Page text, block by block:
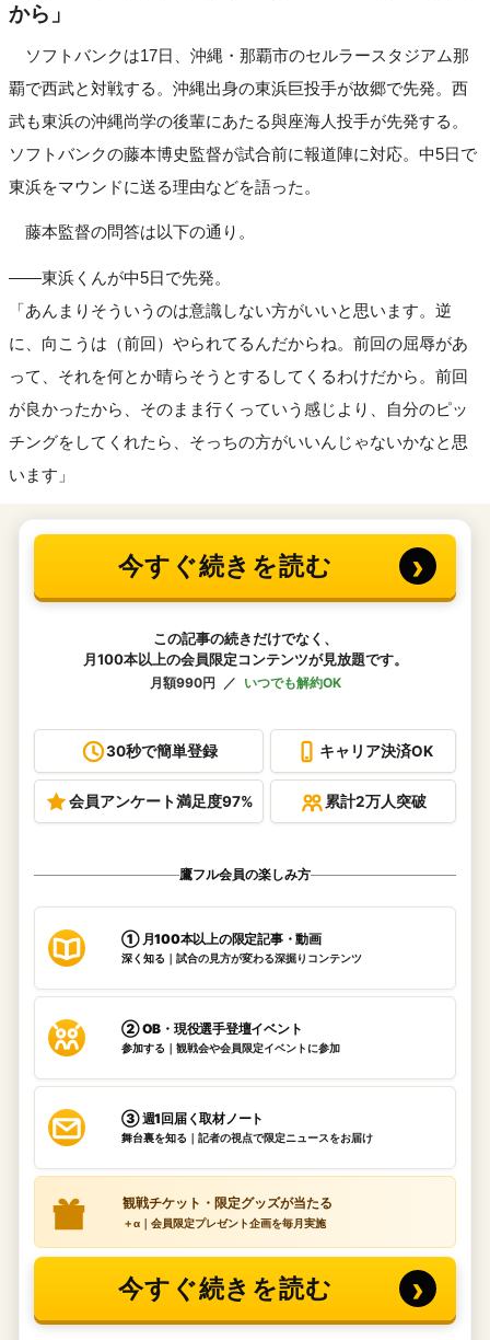
から」
ソフトバンクは17日、沖縄・那覇市のセルラースタジアム那
覇で西武と対戦する。沖縄出身の東浜巨投手が故郷で先発。西
武も東浜の沖縄尚学の後輩にあたる與座海人投手が先発する。
ソフトバンクの藤本博史監督が試合前に報道陣に対応。中5日で
東浜をマウンドに送る理由などを語った。
藤本監督の問答は以下の通り。
――東浜くんが中5日で先発。
「あんまりそういうのは意識しない方がいいと思います。逆
に、向こうは（前回）やられてるんだからね。前回の屈辱があ
って、それを何とか晴らそうとするしてくるわけだから。前回
が良かったから、そのまま行くっていう感じより、自分のピッ
チングをしてくれたら、そっちの方がいいんじゃないかなと思
います」